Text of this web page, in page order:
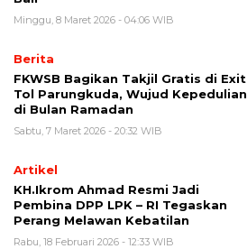
Minggu, 8 Maret 2026 - 04:06 WIB
Berita
FKWSB Bagikan Takjil Gratis di Exit
Tol Parungkuda, Wujud Kepedulian
di Bulan Ramadan
Sabtu, 7 Maret 2026 - 20:32 WIB
Artikel
KH.Ikrom Ahmad Resmi Jadi
Pembina DPP LPK – RI Tegaskan
Perang Melawan Kebatilan
Rabu, 18 Februari 2026 - 12:33 WIB